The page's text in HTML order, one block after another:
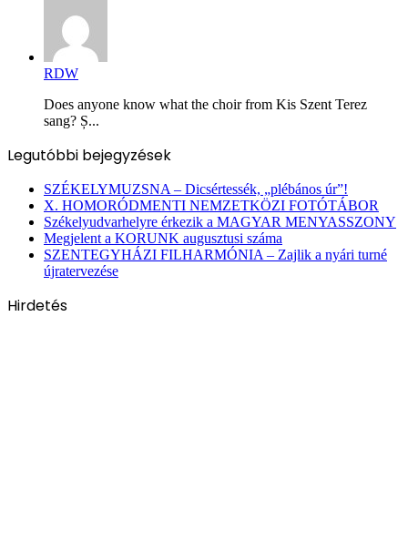
RDW
Does anyone know what the choir from Kis Szent Terez
sang? Ș...
Legutóbbi bejegyzések
SZÉKELYMUZSNA – Dicsértessék, „plébános úr”!
X. HOMORÓDMENTI NEMZETKÖZI FOTÓTÁBOR
Székelyudvarhelyre érkezik a MAGYAR MENYASSZONY
Megjelent a KORUNK augusztusi száma
SZENTEGYHÁZI FILHARMÓNIA – Zajlik a nyári turné
újratervezése
Hirdetés